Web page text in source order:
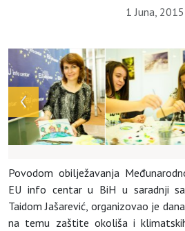
1 Juna, 2015
Povodom obilježavanja
EU info centar u BiH u saradnji
Taidom Jašarević, organizovao je
na temu zaštite okoliša i